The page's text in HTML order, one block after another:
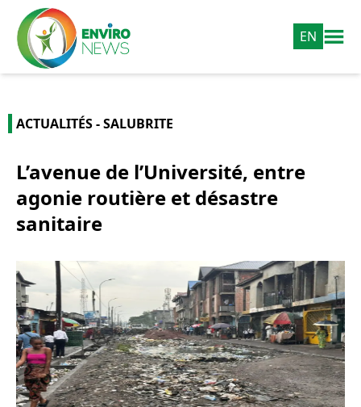
EN
ACTUALITÉS - SALUBRITE
L’avenue de l’Université, entre
agonie routière et désastre
sanitaire